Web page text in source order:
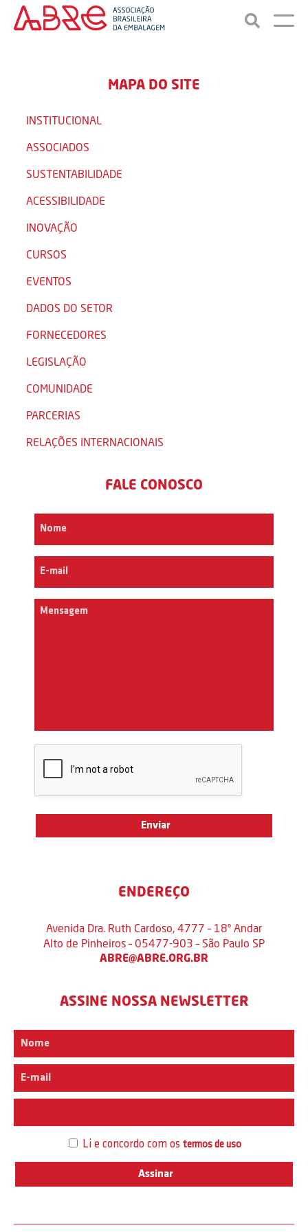
MAPA DO SITE
INSTITUCIONAL
ASSOCIADOS
SUSTENTABILIDADE
ACESSIBILIDADE
INOVAÇÃO
CURSOS
EVENTOS
DADOS DO SETOR
FORNECEDORES
LEGISLAÇÃO
COMUNIDADE
PARCERIAS
RELAÇÕES INTERNACIONAIS
FALE CONOSCO
ENDEREÇO
Avenida Dra. Ruth Cardoso, 4777 – 18º Andar
Alto de Pinheiros – 05477-903 – São Paulo SP
ABRE@ABRE.ORG.BR
ASSINE NOSSA NEWSLETTER
Li e concordo com os termos de uso